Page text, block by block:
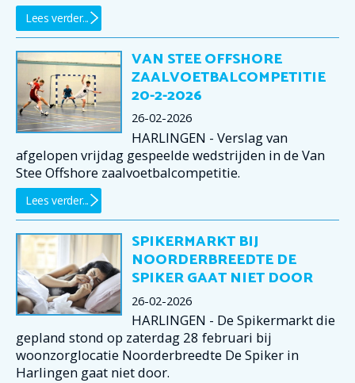
Lees verder...
VAN STEE OFFSHORE
ZAALVOETBALCOMPETITIE
20-2-2026
26-02-2026
HARLINGEN - Verslag van
afgelopen vrijdag gespeelde wedstrijden in de Van
Stee Offshore zaalvoetbalcompetitie.
Lees verder...
SPIKERMARKT BIJ
NOORDERBREEDTE DE
SPIKER GAAT NIET DOOR
26-02-2026
HARLINGEN - De Spikermarkt die
gepland stond op zaterdag 28 februari bij
woonzorglocatie Noorderbreedte De Spiker in
Harlingen gaat niet door.